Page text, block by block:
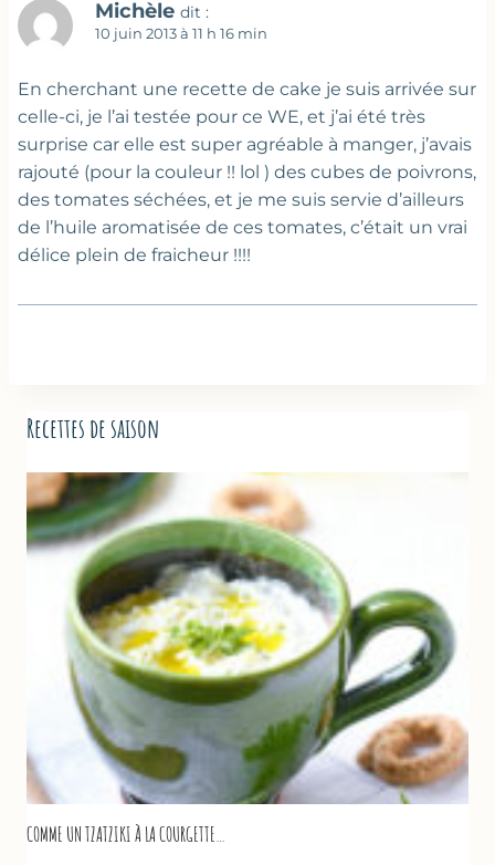
Michèle dit :
10 juin 2013 à 11 h 16 min
En cherchant une recette de cake je suis arrivée sur
celle-ci, je l’ai testée pour ce WE, et j’ai été très
surprise car elle est super agréable à manger, j’avais
rajouté (pour la couleur !! lol ) des cubes de poivrons,
des tomates séchées, et je me suis servie d’ailleurs
de l’huile aromatisée de ces tomates, c’était un vrai
délice plein de fraicheur !!!!
Recettes de saison
COMME UN TZATZIKI À LA COURGETTE…